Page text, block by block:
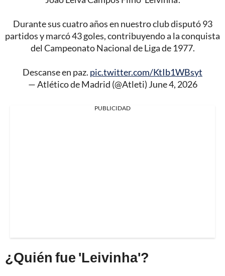
Durante sus cuatro años en nuestro club disputó 93
partidos y marcó 43 goles, contribuyendo a la conquista
del Campeonato Nacional de Liga de 1977.
Descanse en paz. pic.twitter.com/KtIb1WBsyt
— Atlético de Madrid (@Atleti) June 4, 2026
PUBLICIDAD
¿Quién fue 'Leivinha'?